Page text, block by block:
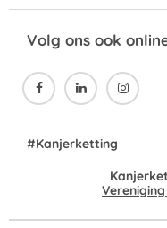
Volg ons ook
  
#Kanjerketting